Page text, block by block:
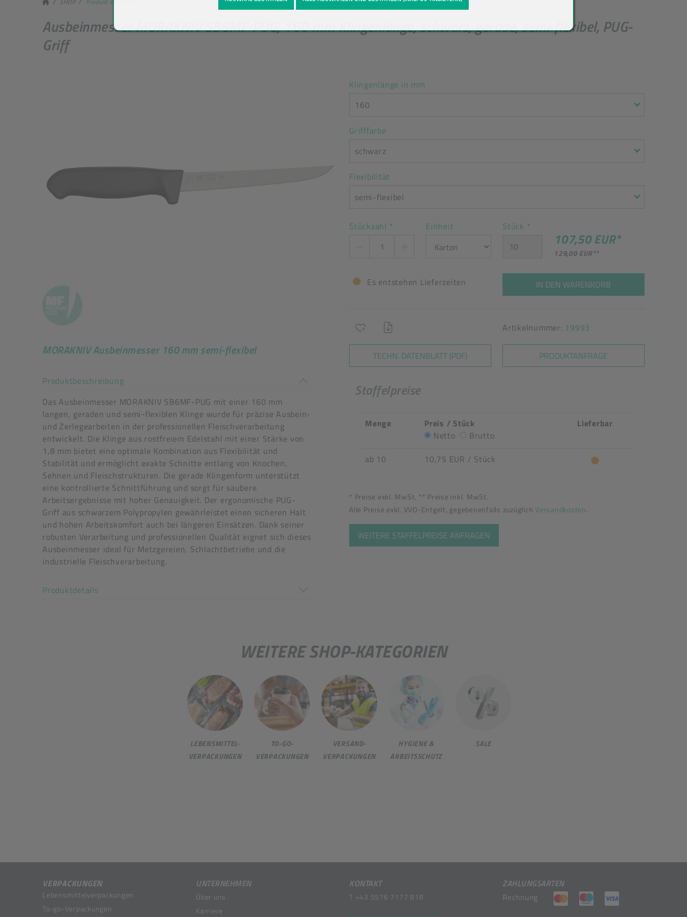
Ausbeinmesser MORAKNIV SB6MF-PUG, 160 mm Klingenlänge, schwarz, gerade, semi-flexibel, PUG-
Griff
MORAKNIV Ausbeinmesser 160 mm semi-flexibel
Produktbeschreibung
Akkordeon auf-/zuklappen stimmen nicht überein
Das Ausbeinmesser MORAKNIV SB6MF-PUG mit einer 160 mm
langen, geraden und semi-flexiblen Klinge wurde für präzise Ausbein-
und Zerlegearbeiten in der professionellen Fleischverarbeitung
entwickelt. Die Klinge aus rostfreiem Edelstahl mit einer Stärke von
1,8 mm bietet eine optimale Kombination aus Flexibilität und
Stabilität und ermöglicht exakte Schnitte entlang von Knochen,
Sehnen und Fleischstrukturen. Die gerade Klingenform unterstützt
eine kontrollierte Schnittführung und sorgt für saubere
Arbeitsergebnisse mit hoher Genauigkeit. Der ergonomische PUG-
Griff aus schwarzem Polypropylen gewährleistet einen sicheren Halt
und hohen Arbeitskomfort auch bei längeren Einsätzen. Dank seiner
robusten Verarbeitung und professionellen Qualität eignet sich dieses
Ausbeinmesser ideal für Metzgereien, Schlachtbetriebe und die
industrielle Fleischverarbeitung.
Produktdetails
Abmessungen (L x B x H): 291 x 41 x 21 mm
Griffmaterial: PP, Grifffarbe: schwarz
Klingenmaterial: rostfreier Edelstahl, Klingenstärke: 1,8 mm
Klingenlänge in mm
160
Grifffarbe
schwarz
Flexibilität
semi-flexibel
Stückzahl * Einheit Stück *
107,50 EUR*
129,00 EUR**
Es entstehen Lieferzeiten IN DEN WARENKORB
Artikelnummer: 19993
TECHN. DATENBLATT (PDF) PRODUKTANFRAGE
Staffelpreise
Menge
Preis / Stück
Netto
Brutto
Lieferbar
ab 10 10,75 EUR / Stück
* Preise exkl. MwSt. ** Preise inkl. MwSt.
Alle Preise exkl. VVO-Entgelt, gegebenenfalls zuzüglich Versandkosten.
WEITERE STAFFELPREISE ANFRAGEN
WEITERE SHOP-KATEGORIEN
LEBENSMITTEL-
VERPACKUNGEN
TO-GO-
VERPACKUNGEN
VERSAND-
VERPACKUNGEN
HYGIENE &
ARBEITSSCHUTZ
SALE
VERPACKUNGEN
Lebensmittelverpackungen
To-go-Verpackungen
UNTERNEHMEN
Über uns
Karriere
KONTAKT
T +43 5576 7177 818
ZAHLUNGSARTEN
Rechnung (öffnet in neuem Tab)
(öffnet in neuem Tab)
(öffnet in neuem